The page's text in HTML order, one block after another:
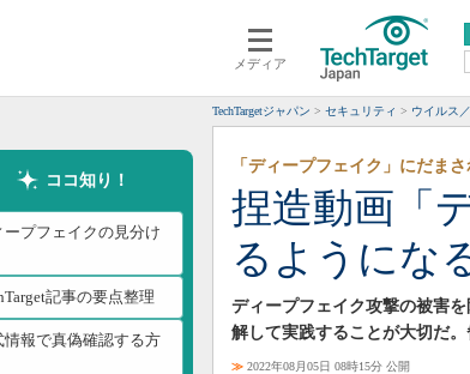
メディア
クラウド
スマートモバイル
ネットワーク
システム運用管理
エン
ERP
CX
情報
TechTargetジャパン セキュリティ ウイルス
ココ知り！
ープフェイクの見分け
記事の要点整理
情報で真偽確認する方
捏造動画「
るようにな
「ディープフェイク」にだま
ディープフェイク攻撃の被害
解して実践することが大切だ
≫ 2022年08月05日 08時15分 公開